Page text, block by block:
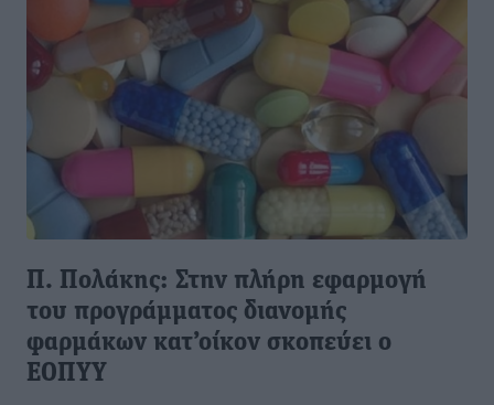
Π. Πολάκης: Στην πλήρη εφαρμογή
του προγράμματος διανομής
φαρμάκων κατ’οίκον σκοπεύει ο
ΕΟΠΥΥ